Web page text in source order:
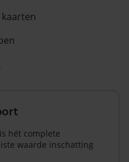
hét complete
waarde inschatting